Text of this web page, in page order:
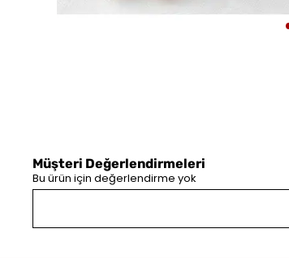
Müşteri Değerlendirmeleri
Bu ürün için değerlendirme yok